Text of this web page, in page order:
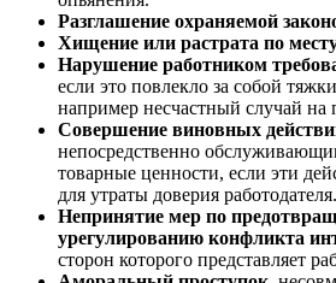
Разглашение охраняемой
Хищение или растрата по
Нарушение работником
если это повлекло за собой
например несчастный случай на
Совершение виновных
непосредственно
товарные ценности, если эти
для утраты доверия работодателя.
Непринятие мер по
урегулированию конфликта
сторон которого представляет